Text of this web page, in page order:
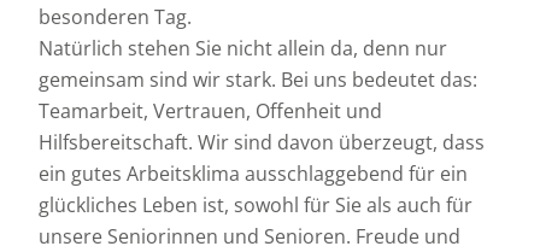
besonderen Tag.
Natürlich stehen Sie nicht allein da, denn nur
gemeinsam sind wir stark. Bei uns bedeutet das:
Teamarbeit, Vertrauen, Offenheit und
Hilfsbereitschaft. Wir sind davon überzeugt, dass
ein gutes Arbeitsklima ausschlaggebend für ein
glückliches Leben ist, sowohl für Sie als auch für
unsere Seniorinnen und Senioren. Freude und